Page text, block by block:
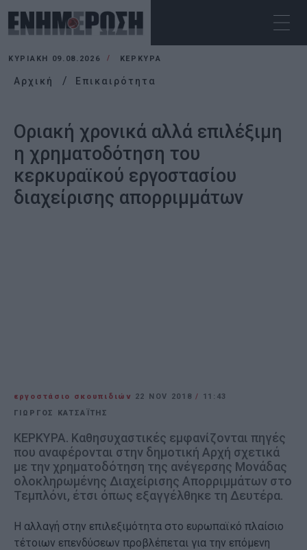
ΚΥΡΙΑΚΉ 09.08.2026 ΚΕΡΚΥΡΑ
Αρχική Επικαιρότητα
Οριακή χρονικά αλλά επιλέξιμη
η χρηματοδότηση του
κερκυραϊκού εργοστασίου
διαχείρισης απορριμμάτων
εργοστάσιο σκουπιδιών 22 NOV 2018 /
11:43
ΓΙΩΡΓΟΣ ΚΑΤΣΑΪΤΗΣ
ΚΕΡΚΥΡΑ. Καθησυχαστικές εμφανίζονται πηγές
που αναφέρονται στην δημοτική Αρχή σχετικά
με την χρηματοδότηση της ανέγερσης Μονάδας
ολοκληρωμένης Διαχείρισης Απορριμμάτων στο
Τεμπλόνι, έτσι όπως εξαγγέλθηκε τη Δευτέρα.
Η αλλαγή στην επιλεξιμότητα στο ευρωπαϊκό πλαίσιο
τέτοιων επενδύσεων προβλέπεται για την επόμενη